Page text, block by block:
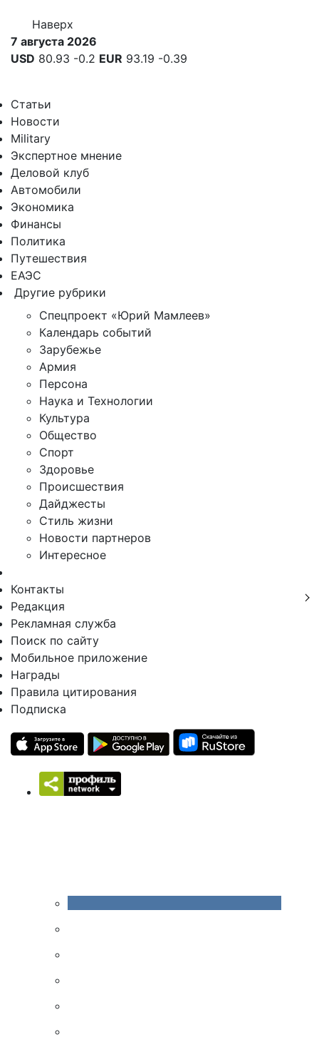
Наверх
7 августа 2026
USD 80.93 -0.2 EUR 93.19 -0.39
Статьи
Новости
Military
Экспертное мнение
Деловой клуб
Автомобили
Экономика
Финансы
Политика
Путешествия
ЕАЭС
Другие рубрики
Спецпроект «Юрий Мамлеев»
Календарь событий
Зарубежье
Армия
Персона
Наука и Технологии
Культура
Общество
Спорт
Здоровье
Происшествия
Дайджесты
Стиль жизни
Новости партнеров
Интересное
Контакты
Редакция
Рекламная служба
Поиск по сайту
Мобильное приложение
Награды
Правила цитирования
Подписка